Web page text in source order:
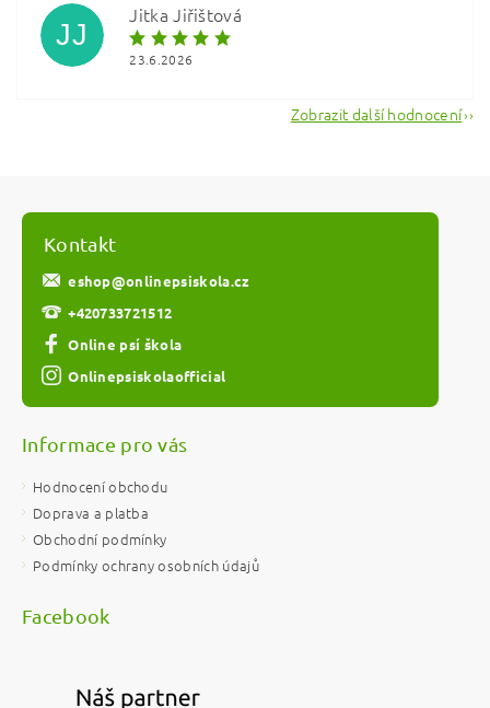
JJ
Jitka Jiřištová
23.6.2026
Zobrazit další hodnocení
Kontakt
eshop@onlinepsiskola.cz
+420733721512
Online psí škola
Onlinepsiskolaofficial
Informace pro vás
Hodnocení obchodu
Doprava a platba
Obchodní podmínky
Podmínky ochrany osobních údajů
Facebook